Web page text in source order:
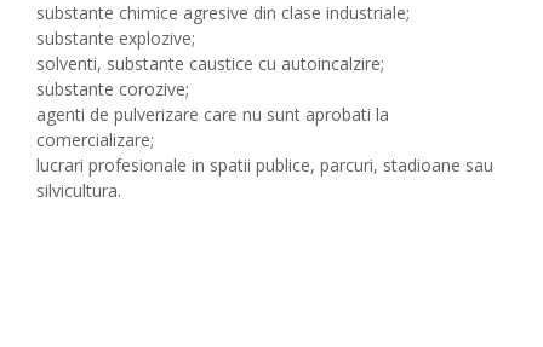
substante chimice agresive din clase industriale;
substante explozive;
solventi, substante caustice cu autoincalzire;
substante corozive;
agenti de pulverizare care nu sunt aprobati la
comercializare;
lucrari profesionale in spatii publice, parcuri, stadioane sau
silvicultura.